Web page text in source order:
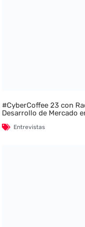
#CyberCoffee 23 con
Desarrollo de Mercado
Entrevistas